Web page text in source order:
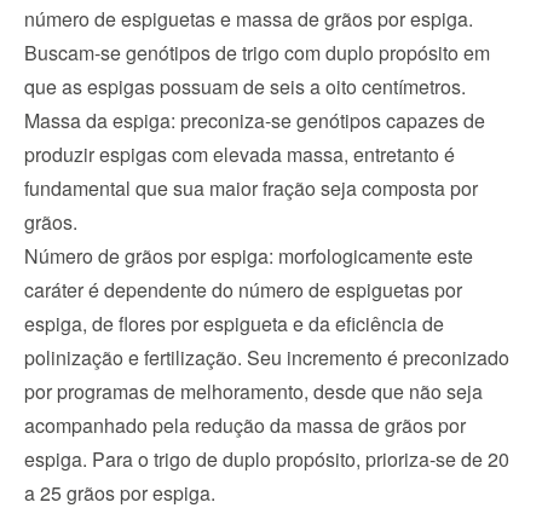
número de espiguetas e massa de grãos por espiga.
Buscam-se genótipos de trigo com duplo propósito em
que as espigas possuam de seis a oito centímetros.
Massa da espiga: preconiza-se genótipos capazes de
produzir espigas com elevada massa, entretanto é
fundamental que sua maior fração seja composta por
grãos.
Número de grãos por espiga: morfologicamente este
caráter é dependente do número de espiguetas por
espiga, de flores por espigueta e da eficiência de
polinização e fertilização. Seu incremento é preconizado
por programas de melhoramento, desde que não seja
acompanhado pela redução da massa de grãos por
espiga. Para o trigo de duplo propósito, prioriza-se de 20
a 25 grãos por espiga.